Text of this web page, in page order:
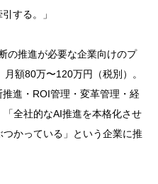
する。」
の推進が必要な企業向けのプ
額80万〜120万円（税別）。
進・ROI管理・変革管理・経
全社的なAI推進を本格化させ
かっている」という企業に推